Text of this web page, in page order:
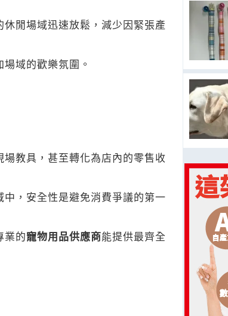
休閒場域迅速放鬆，減少因緊張產
域的歡樂氛圍。
教具，甚至轉化為店內的零售收
，安全性是避免消費爭議的第一
業的寵物用品供應商能提供最齊全